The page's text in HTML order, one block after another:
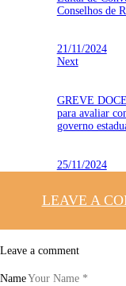
Conselhos de
21/11/2024
Next
GREVE
para avaliar
governo
25/11/2024
LEAVE A
Leave a comment
Name